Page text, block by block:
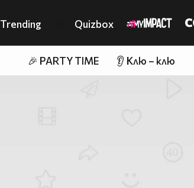
Trending Quizbox
🎉 PARTY TIME 👂 Клю – клю